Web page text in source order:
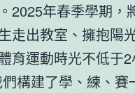
2025年春季學期，
走出教室、擁抱陽
育運動時光不低于2
們構建了學、練、